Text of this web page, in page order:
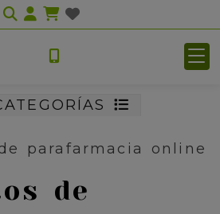
Identifícate
parafarmacia online
de